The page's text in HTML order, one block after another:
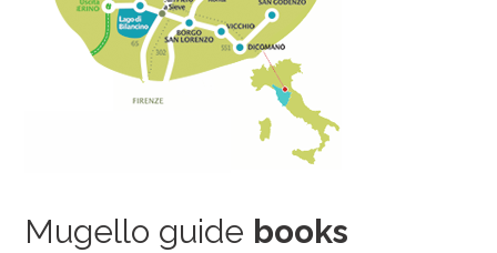
Mugello guide books